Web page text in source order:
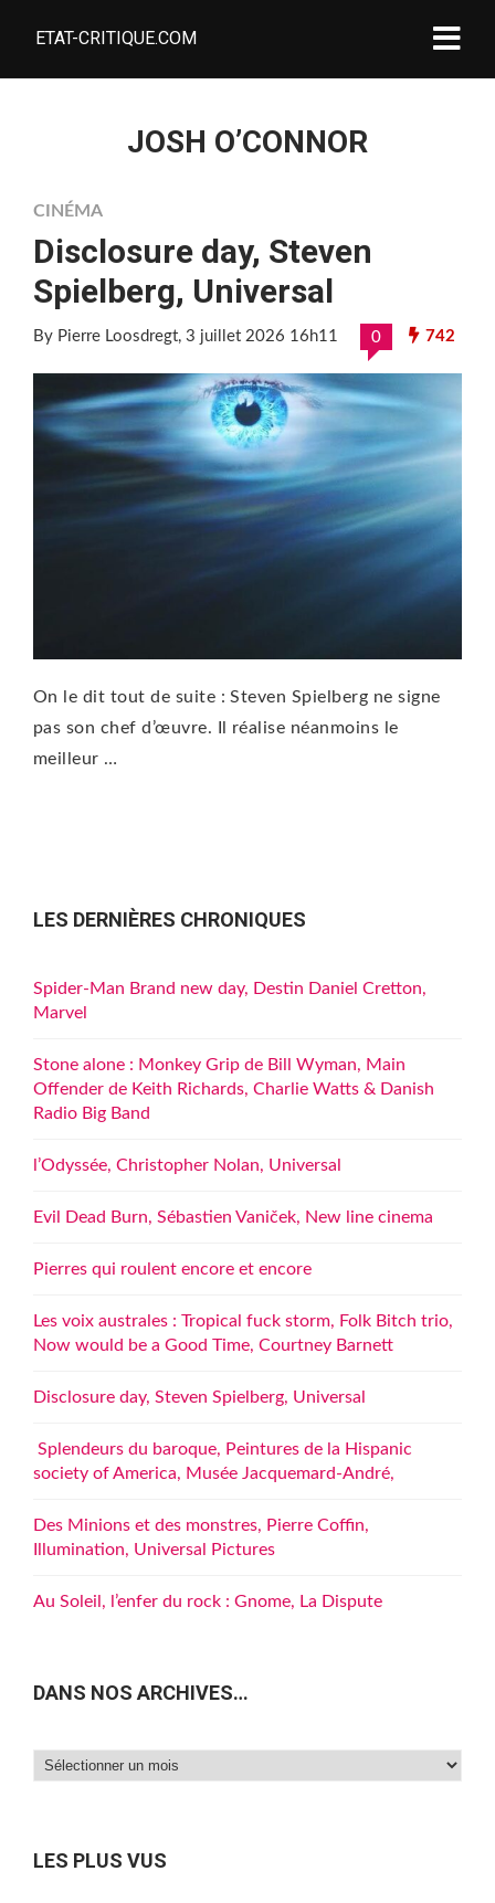
ETAT-CRITIQUE.COM
JOSH O’CONNOR
CINÉMA
Disclosure day, Steven
Spielberg, Universal
By Pierre Loosdregt, 3 juillet 2026 16h11 0 742
On le dit tout de suite : Steven Spielberg ne signe
pas son chef d’œuvre. Il réalise néanmoins le
meilleur …
LES DERNIÈRES CHRONIQUES
Spider-Man Brand new day, Destin Daniel Cretton,
Marvel
Stone alone : Monkey Grip de Bill Wyman, Main
Offender de Keith Richards, Charlie Watts & Danish
Radio Big Band
l’Odyssée, Christopher Nolan, Universal
Evil Dead Burn, Sébastien Vaniček, New line cinema
Pierres qui roulent encore et encore
Les voix australes : Tropical fuck storm, Folk Bitch trio,
Now would be a Good Time, Courtney Barnett
Disclosure day, Steven Spielberg, Universal
Splendeurs du baroque, Peintures de la Hispanic
society of America, Musée Jacquemard-André,
Des Minions et des monstres, Pierre Coffin,
Illumination, Universal Pictures
Au Soleil, l’enfer du rock : Gnome, La Dispute
DANS NOS ARCHIVES…
Dans
LES PLUS VUS